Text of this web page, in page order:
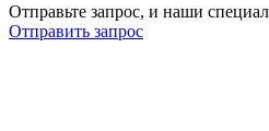
Отправьте запрос, и наши
Отправить запрос